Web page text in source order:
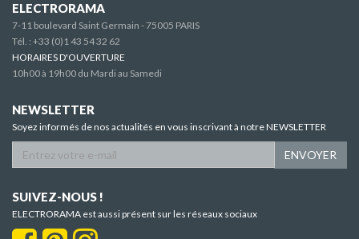
ELECTRORAMA
7-11 boulevard Saint Germain - 75005 PARIS
Tél. : +33 (0)1 43 54 32 62
HORAIRES D'OUVERTURE
10h00 à 19h00 du Mardi au Samedi
NEWSLETTER
Soyez informés de nos actualités en vous inscrivant à notre NEWSLETTER
ENVOYER
SUIVEZ-NOUS !
ELECTRORAMA est aussi présent sur les réseaux sociaux